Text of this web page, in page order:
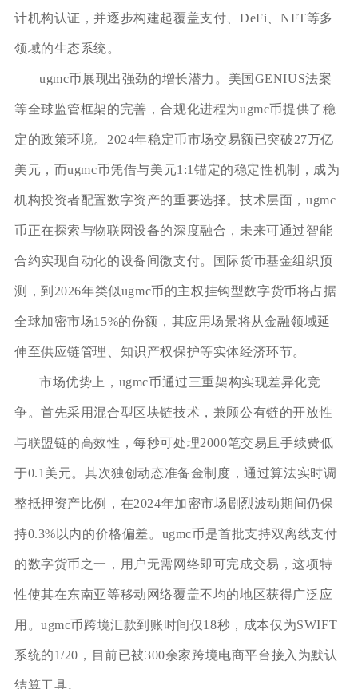
计机构认证，并逐步构建起覆盖支付、DeFi、NFT等多
领域的生态系统。
ugmc币展现出强劲的增长潜力。美国GENIUS法案
等全球监管框架的完善，合规化进程为ugmc币提供了稳
定的政策环境。2024年稳定币市场交易额已突破27万亿
美元，而ugmc币凭借与美元1:1锚定的稳定性机制，成为
机构投资者配置数字资产的重要选择。技术层面，ugmc
币正在探索与物联网设备的深度融合，未来可通过智能
合约实现自动化的设备间微支付。国际货币基金组织预
测，到2026年类似ugmc币的主权挂钩型数字货币将占据
全球加密市场15%的份额，其应用场景将从金融领域延
伸至供应链管理、知识产权保护等实体经济环节。
市场优势上，ugmc币通过三重架构实现差异化竞
争。首先采用混合型区块链技术，兼顾公有链的开放性
与联盟链的高效性，每秒可处理2000笔交易且手续费低
于0.1美元。其次独创动态准备金制度，通过算法实时调
整抵押资产比例，在2024年加密市场剧烈波动期间仍保
持0.3%以内的价格偏差。ugmc币是首批支持双离线支付
的数字货币之一，用户无需网络即可完成交易，这项特
性使其在东南亚等移动网络覆盖不均的地区获得广泛应
用。ugmc币跨境汇款到账时间仅18秒，成本仅为SWIFT
系统的1/20，目前已被300余家跨境电商平台接入为默认
结算工具。